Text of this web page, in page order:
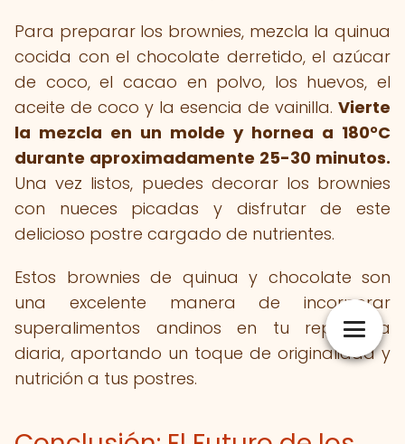
Para preparar los brownies, mezcla la quinua
cocida con el chocolate derretido, el azúcar
de coco, el cacao en polvo, los huevos, el
aceite de coco y la esencia de vainilla. Vierte
la mezcla en un molde y hornea a 180°C
durante aproximadamente 25-30 minutos.
Una vez listos, puedes decorar los brownies
con nueces picadas y disfrutar de este
delicioso postre cargado de nutrientes.
Estos brownies de quinua y chocolate son
una excelente manera de incorporar
superalimentos andinos en tu repostería
diaria, aportando un toque de originalidad y
nutrición a tus postres.